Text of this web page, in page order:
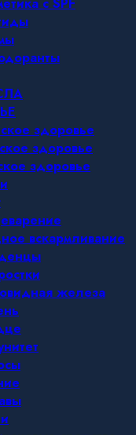
здоровье
здоровье
здоровье
вскармливание
железа